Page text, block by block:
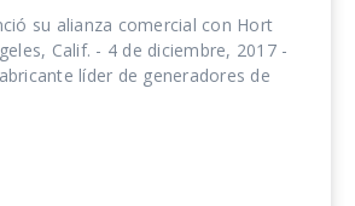
su alianza comercial con Hort
Calif. - 4 de diciembre, 2017 -
líder de generadores de